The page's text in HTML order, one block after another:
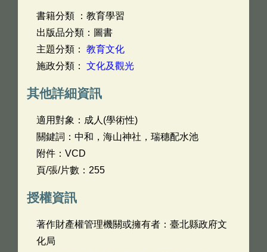
書籍分類 ：教育學習
出版品分類：圖書
主題分類： 教育文化
施政分類： 文化及觀光
其他詳細資訊
適用對象：成人(學術性)
關鍵詞：中和，海山神社，瑞穗配水池
附件：VCD
頁/張/片數：255
授權資訊
著作財產權管理機關或擁有者：臺北縣政府文
化局